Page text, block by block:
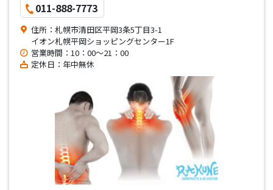
011-888-7773
住所：札幌市清田区平岡3条5丁目3-1
イオン札幌平岡ショッピングセンター1F
営業時間：10：00～21：00
定休日：年中無休